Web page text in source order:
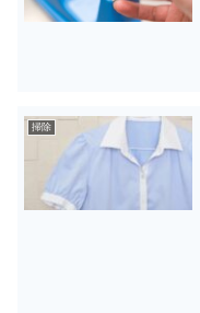
掃除